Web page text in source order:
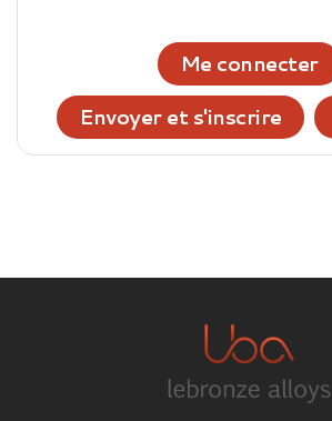
Me connecter
Envoyer et s'inscrire